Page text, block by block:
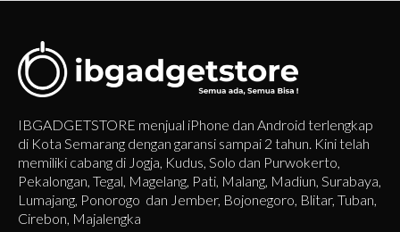
IBGADGETSTORE menjual iPhone dan Android terlengkap
di Kota Semarang dengan garansi sampai 2 tahun. Kini telah
memiliki cabang di Jogja, Kudus, Solo dan Purwokerto,
Pekalongan, Tegal, Magelang, Pati, Malang, Madiun, Surabaya,
Lumajang, Ponorogo dan Jember, Bojonegoro, Blitar, Tuban,
Cirebon, Majalengka